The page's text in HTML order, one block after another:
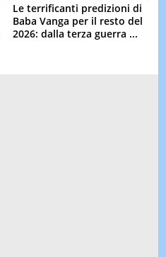
Le terrificanti predizioni di
Baba Vanga per il resto del
2026: dalla terza guerra ...